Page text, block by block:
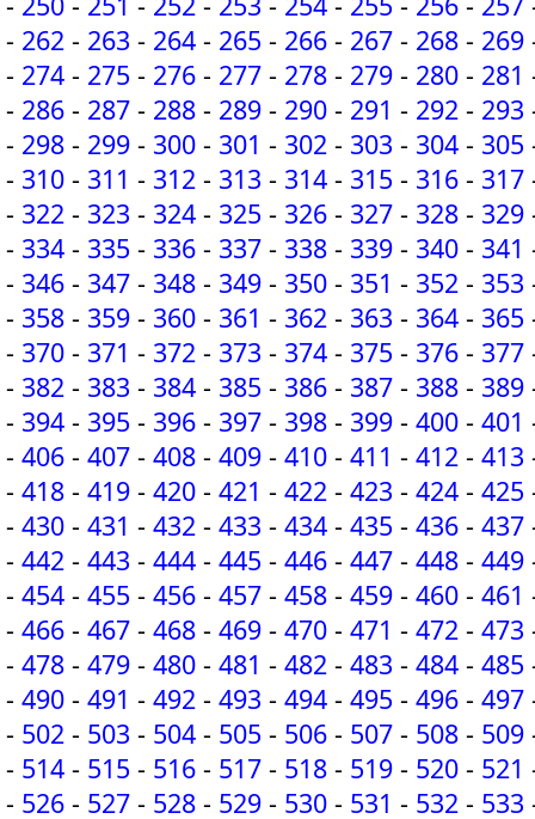
- 262 - 263 - 264 - 265 - 266 - 267 - 268 - 269
- 274 - 275 - 276 - 277 - 278 - 279 - 280 - 281
- 286 - 287 - 288 - 289 - 290 - 291 - 292 - 293
- 298 - 299 - 300 - 301 - 302 - 303 - 304 - 305
- 310 - 311 - 312 - 313 - 314 - 315 - 316 - 317
- 322 - 323 - 324 - 325 - 326 - 327 - 328 - 329
- 334 - 335 - 336 - 337 - 338 - 339 - 340 - 341
- 346 - 347 - 348 - 349 - 350 - 351 - 352 - 353
- 358 - 359 - 360 - 361 - 362 - 363 - 364 - 365
- 370 - 371 - 372 - 373 - 374 - 375 - 376 - 377
- 382 - 383 - 384 - 385 - 386 - 387 - 388 - 389
- 394 - 395 - 396 - 397 - 398 - 399 - 400 - 401
- 406 - 407 - 408 - 409 - 410 - 411 - 412 - 413
- 418 - 419 - 420 - 421 - 422 - 423 - 424 - 425
- 430 - 431 - 432 - 433 - 434 - 435 - 436 - 437
- 442 - 443 - 444 - 445 - 446 - 447 - 448 - 449
- 454 - 455 - 456 - 457 - 458 - 459 - 460 - 461
- 466 - 467 - 468 - 469 - 470 - 471 - 472 - 473
- 478 - 479 - 480 - 481 - 482 - 483 - 484 - 485
- 490 - 491 - 492 - 493 - 494 - 495 - 496 - 497
- 502 - 503 - 504 - 505 - 506 - 507 - 508 - 509
- 514 - 515 - 516 - 517 - 518 - 519 - 520 - 521
- 526 - 527 - 528 - 529 - 530 - 531 - 532 - 533